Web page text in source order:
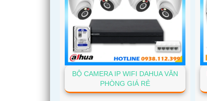
BỘ CAMERA IP WIFI DAHUA VĂN
PHÒNG GIÁ RẺ